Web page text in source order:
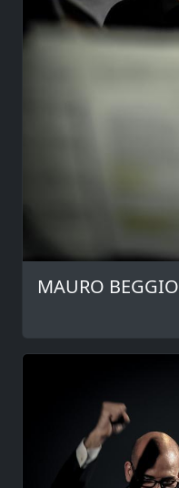
MAURO BEGGIO